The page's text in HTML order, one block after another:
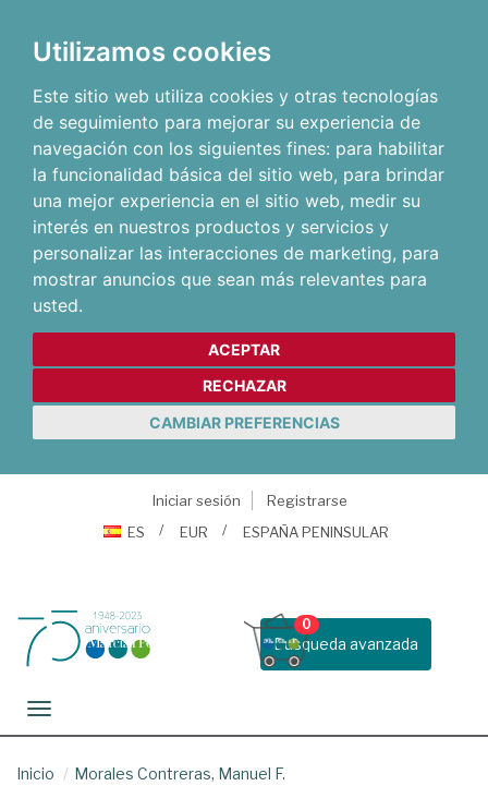
Utilizamos cookies
Este sitio web utiliza cookies y otras tecnologías
de seguimiento para mejorar su experiencia de
navegación con los siguientes fines: para habilitar
la funcionalidad básica del sitio web, para brindar
una mejor experiencia en el sitio web, medir su
interés en nuestros productos y servicios y
personalizar las interacciones de marketing, para
mostrar anuncios que sean más relevantes para
usted.
ACEPTAR
RECHAZAR
CAMBIAR PREFERENCIAS
Iniciar sesión
Registrarse
ES
EUR ESPAÑA PENINSULAR
Busqueda avanzada
0
Toggle navigation
Inicio Morales Contreras, Manuel F.